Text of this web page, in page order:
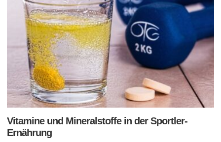
Vitamine und Mineralstoffe in der Sportler-
Ernährung